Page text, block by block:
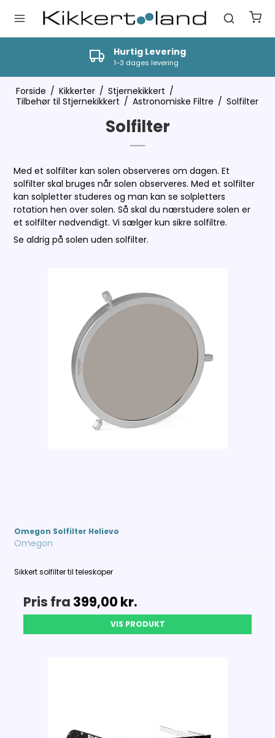
Hurtig Levering
1-3 dages levering
Forside / Kikkerter / Stjernekikkert /
Tilbehør til Stjernekikkert / Astronomiske Filtre / Solfilter
Solfilter
Med et solfilter kan solen observeres om dagen. Et
solfilter skal bruges når solen observeres. Med et solfilter
kan solpletter studeres og man kan se solpletters
rotation hen over solen. Så skal du nærstudere solen er
et solfilter nødvendigt. Vi sælger kun sikre solfiltre.
Se aldrig på solen uden solfilter.
Omegon Solfilter Helievo
Omegon
Sikkert solfilter til teleskoper
Pris fra 399,00 kr.
VIS PRODUKT